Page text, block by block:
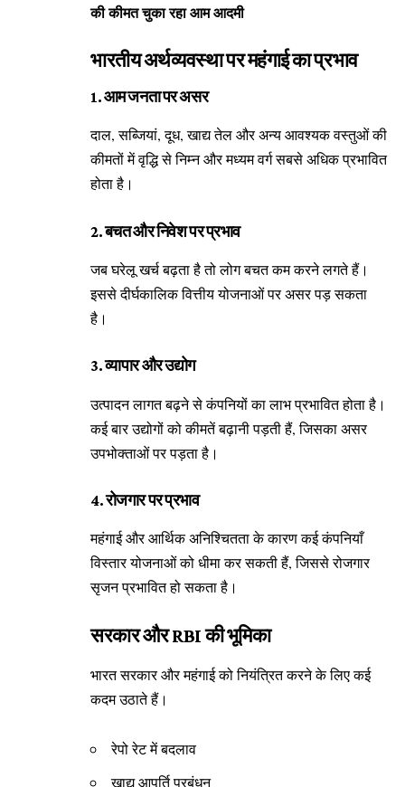
की कीमत चुका रहा आम आदमी
भारतीय अर्थव्यवस्था पर महंगाई का प्रभाव
1. आम जनता पर असर
दाल, सब्जियां, दूध, खाद्य तेल और अन्य आवश्यक वस्तुओं की
कीमतों में वृद्धि से निम्न और मध्यम वर्ग सबसे अधिक प्रभावित
होता है।
2. बचत और निवेश पर प्रभाव
जब घरेलू खर्च बढ़ता है तो लोग बचत कम करने लगते हैं।
इससे दीर्घकालिक वित्तीय योजनाओं पर असर पड़ सकता
है।
3. व्यापार और उद्योग
उत्पादन लागत बढ़ने से कंपनियों का लाभ प्रभावित होता है।
कई बार उद्योगों को कीमतें बढ़ानी पड़ती हैं, जिसका असर
उपभोक्ताओं पर पड़ता है।
4. रोजगार पर प्रभाव
महंगाई और आर्थिक अनिश्चितता के कारण कई कंपनियाँ
विस्तार योजनाओं को धीमा कर सकती हैं, जिससे रोजगार
सृजन प्रभावित हो सकता है।
सरकार और RBI की भूमिका
भारत सरकार और महंगाई को नियंत्रित करने के लिए कई
कदम उठाते हैं।
रेपो रेट में बदलाव
खाद्य आपूर्ति प्रबंधन